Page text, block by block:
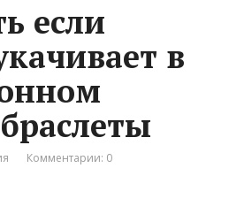
если
в
Комментарии: 0